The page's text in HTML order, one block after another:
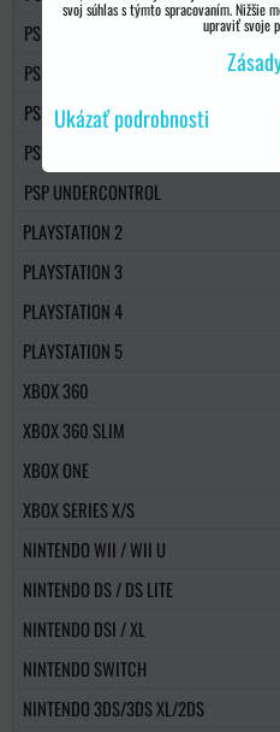
PS VITA
PSP PAMÄŤOVÉ KARTY
PSP KONZOLY
PSP / PSV HRY
PSP UNDERCONTROL
PLAYSTATION 2
PLAYSTATION 3
PLAYSTATION 4
PLAYSTATION 5
XBOX 360
XBOX 360 SLIM
XBOX ONE
XBOX SERIES X/S
NINTENDO WII / WII U
NINTENDO DS / DS LITE
NINTENDO DSI / XL
NINTENDO SWITCH
NINTENDO 3DS/3DS XL/2DS
svoj súhlas s týmto spracovaním. Nižšie
upraviť svoje
Ukázať podrobnosti